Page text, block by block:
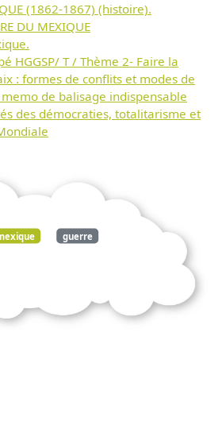
(1862-1867) (histoire).
DU MEXIQUE
HGGSP/ T / Thème 2- Faire la
: formes de conflits et modes de
de balisage indispensable
des démocraties, totalitarisme et
guerre